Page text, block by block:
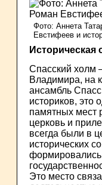
Фото: Аннета
Евстифеев и
Историческая
Спасский холм
Владимира, на
ансамбль
историков, это
памятных мест
церковь и
всегда были в
исторических
Это место